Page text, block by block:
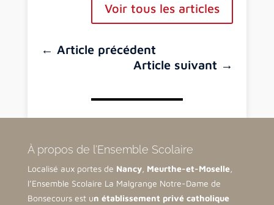
Voir tous les articles
←Article précédent
Article suivant →
À propos de l’Ensemble Scolaire
Localisé aux portes de Nancy, Meurthe-et-Moselle,
l’Ensemble Scolaire La Malgrange Notre-Dame de
Bonsecours est un établissement privé catholique